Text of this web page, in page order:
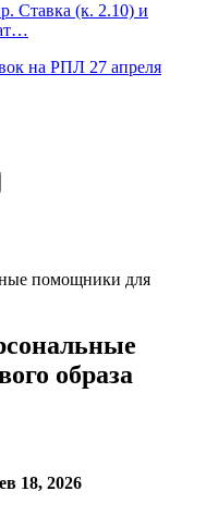
(к. 2.10) и
на РПЛ 27 апреля
помощники для
образа
18, 2026